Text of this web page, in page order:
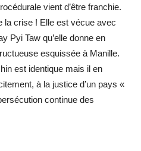
vient d’être franchie.
la crise ! Elle est vécue avec
Pyi Taw qu’elle donne en
esquissée à Manille.
est identique mais il en
à la justice d’un pays «
continue des